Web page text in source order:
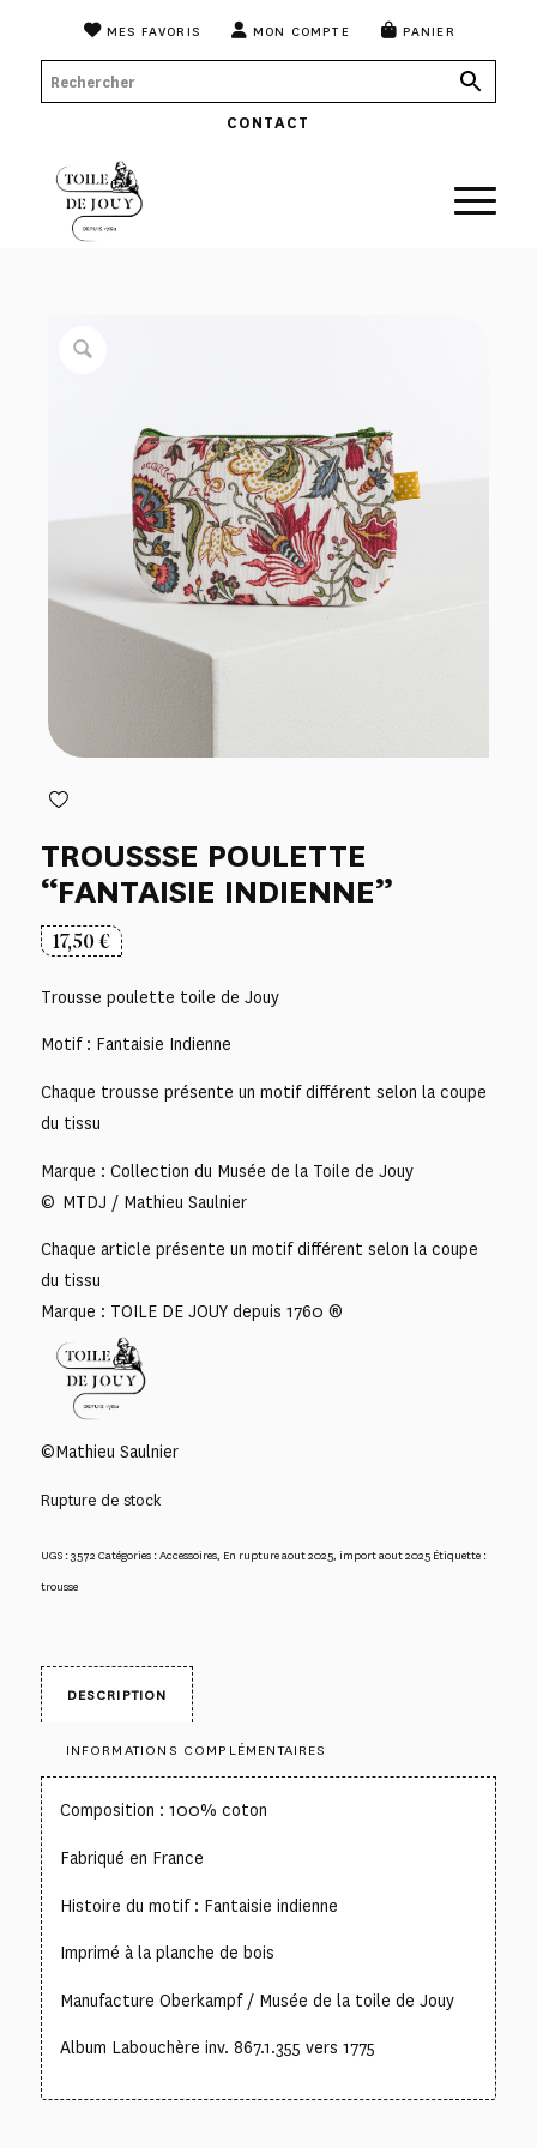
MES FAVORIS MON COMPTE PANIER
CONTACT
TROUSSSE POULETTE
“FANTAISIE INDIENNE”
17,50€
Trousse poulette toile de Jouy
Motif : Fantaisie Indienne
Chaque trousse présente un motif différent selon la coupe
du tissu
Marque : Collection du Musée de la Toile de Jouy
© MTDJ / Mathieu Saulnier
Chaque article présente un motif différent selon la coupe
du tissu
Marque : TOILE DE JOUY depuis 1760 ®
©Mathieu Saulnier
Rupture de stock
UGS :3572Catégories :Accessoires, En rupture aout 2025, import aout 2025 Étiquette :
trousse
DESCRIPTION
INFORMATIONS COMPLÉMENTAIRES
Composition : 100% coton
Fabriqué en France
Histoire du motif : Fantaisie indienne
Imprimé à la planche de bois
Manufacture Oberkampf / Musée de la toile de Jouy
Album Labouchère inv. 867.1.355 vers 1775